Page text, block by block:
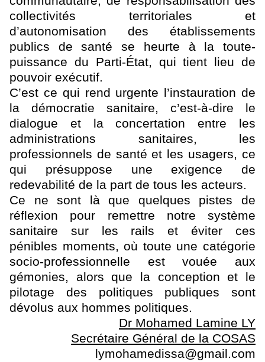
collectivités territoriales et
d’autonomisation des établissements
publics de santé se heurte à la toute-
puissance du Parti-État, qui tient lieu de
pouvoir exécutif.
C’est ce qui rend urgente l’instauration de
la démocratie sanitaire, c’est-à-dire le
dialogue et la concertationentre les
administrations sanitaires, les
professionnels de santé et les usagers, ce
qui présuppose une exigence de
redevabilité de la part de tous les acteurs.
Ce ne sont là que quelques pistes de
réflexion pour remettre notre système
sanitaire sur les rails et éviter ces
pénibles moments, où toute une catégorie
socio-professionnelle est vouée aux
gémonies, alors que la conception et le
pilotage des politiques publiques sont
dévolus aux hommes politiques.
Dr Mohamed Lamine LY
Secrétaire Général de la COSAS
lymohamedissa@gmail.com